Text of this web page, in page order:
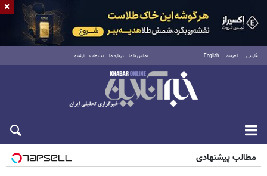
فارسی العربية English تماس با ما درباره ما تبلیغات آرشیو
پنجشنبه ۱۵ مرداد ۱۴۰۵
مطالب پیشنهادی
×